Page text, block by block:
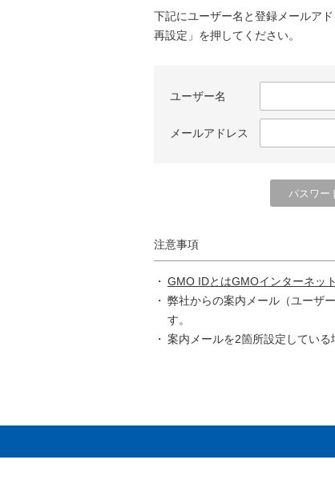
下記にユーザー名と登録メールア
再設定」を押してください。
ユーザー名
メールアドレス
注意事項
GMO IDとはGMOインターネッ
弊社からの案内メール（ユーザ
す。
案内メールを2箇所設定している